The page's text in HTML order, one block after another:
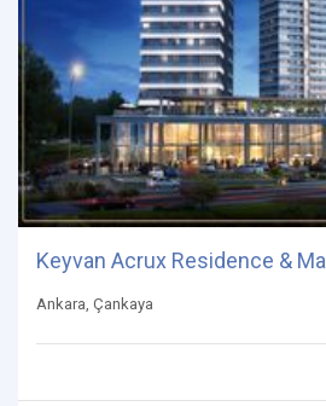
Keyvan Acrux Residence & Mall
Ankara, Çankaya